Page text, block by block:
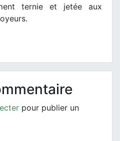
ternie et jetée aux
pour publier un